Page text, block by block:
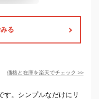
る
価格と在庫を楽天でチェック >>
す。シンプルなだけにリ